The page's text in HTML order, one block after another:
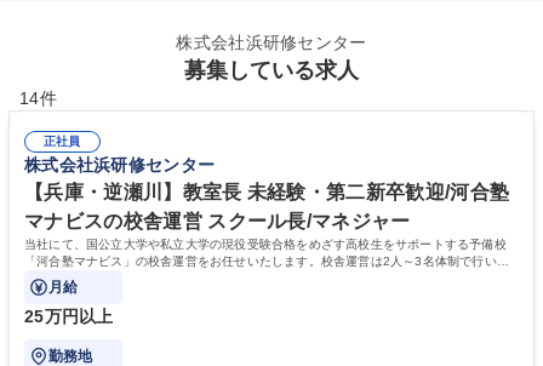
株式会社浜研修センター
募集している求人
14件
正社員
株式会社浜研修センター
【兵庫・逆瀬川】教室長 未経験・第二新卒歓迎/河合塾
マナビスの校舎運営 スクール長/マネジャー
当社にて、国公立大学や私立大学の現役受験合格をめざす高校生をサポートする予備校
「河合塾マナビス」の校舎運営をお任せいたします。校舎運営は2人～3名体制で行いま
すので未経験の方もご安心ください。
月給
25万円以上
勤務地